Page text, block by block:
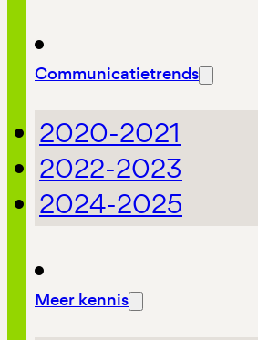
Communicatietrends
2020-2021
2022-2023
2024-2025
Meer kennis